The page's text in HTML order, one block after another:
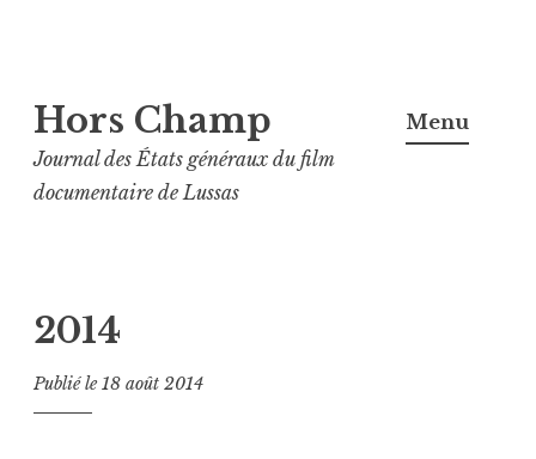
au
contenu
principal
Hors Champ
Journal des États généraux du film
documentaire de Lussas
Menu
2014
Publié le18 août 2014